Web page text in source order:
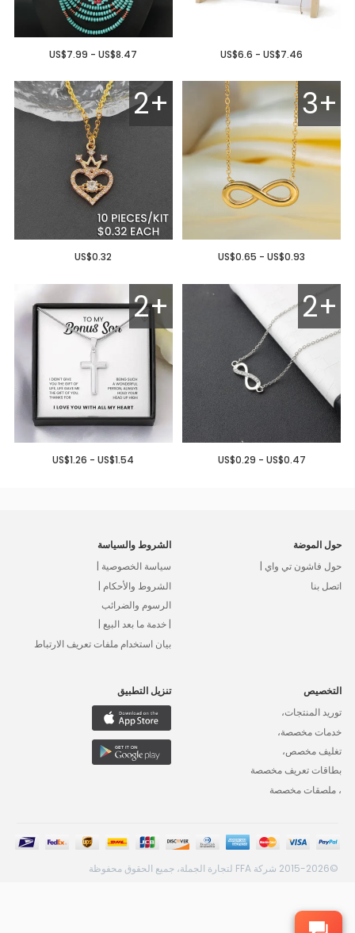
US$6.6 - US$7.46
US$7.99 - US$8.47
3+
US$0.65 - US$0.93
2+
US$0.32
2+
US$0.29 - US$0.47
2+
US$1.26 - US$1.54
حول الموضة
حول فاشون تي واي |
اتصل بنا
الشروط والسياسة
سياسة الخصوصية |
الشروط والأحكام |
الرسوم والضرائب
| خدمة ما بعد البيع |
بيان استخدام ملفات تعريف الارتباط
التخصيص
توريد المنتجات،
خدمات مخصصة،
تغليف مخصص،
بطاقات تعريف مخصصة
، ملصقات مخصصة
تنزيل التطبيق
©2015-2026 شركة FFA لتجارة الجملة، جميع الحقوق محفوظة